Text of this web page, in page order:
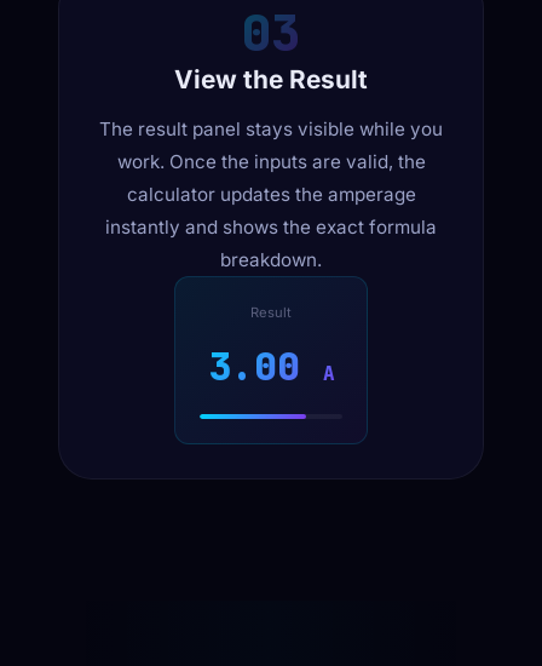
03
View the Result
The result panel stays visible while you
work. Once the inputs are valid, the
calculator updates the amperage
instantly and shows the exact formula
breakdown.
Result
3.00 A